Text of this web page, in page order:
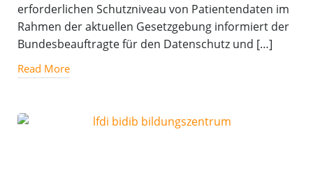
erfor­der­li­chen Schutz­ni­veau von Pati­en­ten­da­ten im
Rah­men der aktu­el­len Gesetz­ge­bung infor­miert der
Bun­des­be­auf­trag­te für den Daten­schutz und […]
Read More